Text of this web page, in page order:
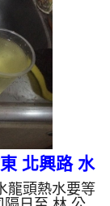
一分鐘後，出
說，不好意
，怎麼水管就
北興路 水
龍頭熱水要等